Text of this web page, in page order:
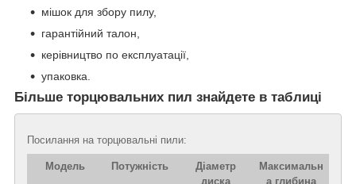
мішок для збору пилу,
гарантійний талон,
керівництво по експлуатації,
упаковка.
Більше торцювальних пил знайдете в таблиці
Посилання на торцювальні пили:
Модель Потужність
Діаметр
диска
Максимальн
а глибина